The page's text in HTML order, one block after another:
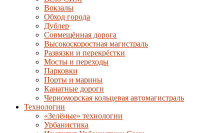
Вокзалы
Обход города
Дублер
Совмещённая дорога
Высокоскоростная магистраль
Развязки и перекрёстки
Мосты и переходы
Парковки
Порты и марины
Канатные дороги
Черноморская кольцевая автомагистраль
Технологии
«Зелёные» технологии
Урбанистика